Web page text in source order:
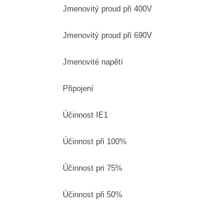
Jmenovitý proud při 400V
Jmenovitý proud při 690V
Jmenovité napětí
Připojení
Účinnost IE1
Účinnost při 100%
Účinnost pri 75%
Účinnost při 50%